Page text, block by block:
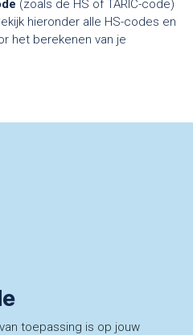
(zoals de HS of TARIC-code)
hieronder alle HS-codes en
het berekenen van je
toepassing is op jouw